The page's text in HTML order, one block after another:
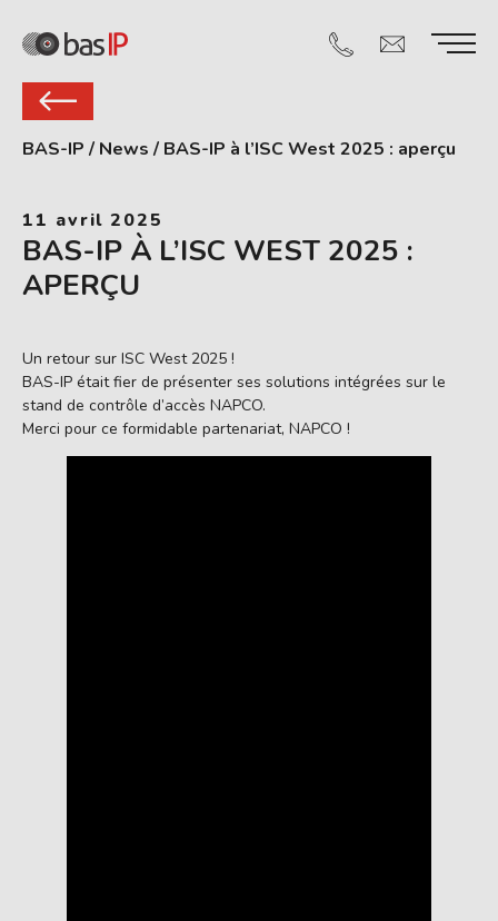
BAS-IP / News / BAS-IP à l’ISC West 2025 : aperçu
11 avril 2025
BAS-IP À L’ISC WEST 2025 :
APERÇU
Un retour sur ISC West 2025 !
BAS-IP était fier de présenter ses solutions intégrées sur le
stand de contrôle d’accès NAPCO.
Merci pour ce formidable partenariat, NAPCO !